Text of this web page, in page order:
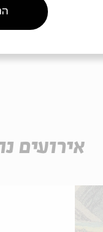
אירועים